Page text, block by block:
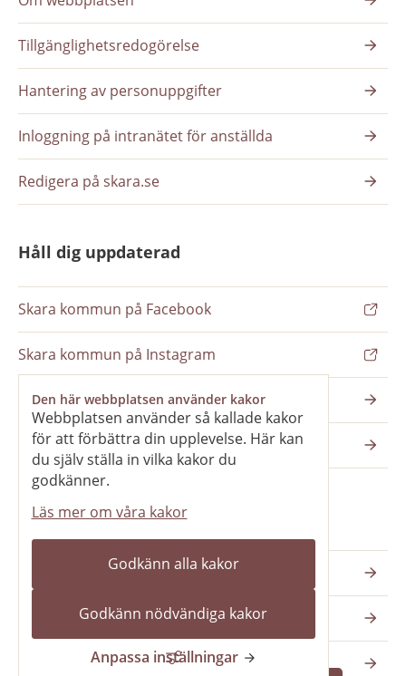
Den här webbplatsen använder kakor
Webbplatsen använder så kallade kakor
för att förbättra din upplevelse. Här kan
du själv ställa in vilka kakor du
godkänner.
Läs mer om våra kakor
Godkänn alla kakor
Godkänn nödvändiga kakor
Anpassa inställningar
Tillgänglighetsredogörelse
Hantering av personuppgifter
Inloggning på intranätet för anställda
Redigera på skara.se
Håll dig uppdaterad
Skara kommun på Facebook
Skara kommun på Instagram
Nyhetsbrev
Pressrum
Våra webbplatser
Katedralskolan
Vilans fritidsområde
Skara kommun